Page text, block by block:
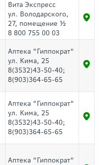
Вита Экспресс
ул. Володарского,
27, помещение ½
8 800 755 00 03
Аптека "Гиппократ"
ул. Кима, 25
8(3532)43-50-40;
8(903)364-65-65
Аптека "Гиппократ"
ул. Кима, 25
8(3532)43-50-40;
8(903)364-65-65
Аптека "Гиппократ"